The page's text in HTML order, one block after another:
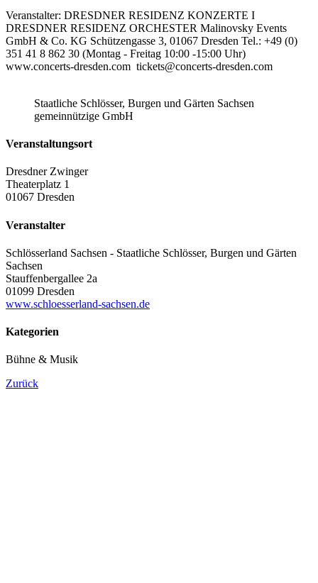
Veranstalter: DRESDNER RESIDENZ KONZERTE I
DRESDNER RESIDENZ ORCHESTER Malinovsky Events
GmbH & Co. KG Schützengasse 3, 01067 Dresden Tel.: +49 (0)
351 41 8 862 30 (Montag - Freitag 10:00 -15:00 Uhr)
www.concerts-dresden.com tickets@concerts-dresden.com
Staatliche Schlösser, Burgen und Gärten Sachsen
gemeinnützige GmbH
Veranstaltungsort
Dresdner Zwinger
Theaterplatz 1
01067 Dresden
Veranstalter
Schlösserland Sachsen - Staatliche Schlösser, Burgen und Gärten
Sachsen
Stauffenbergallee 2a
01099 Dresden
www.schloesserland-sachsen.de
Kategorien
Bühne & Musik
Zurück